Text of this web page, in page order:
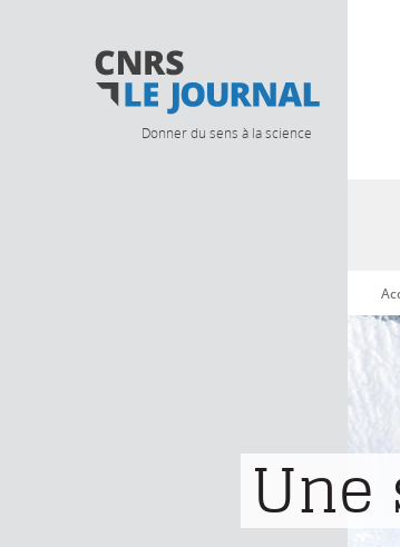
Donner du sens à la science
Une